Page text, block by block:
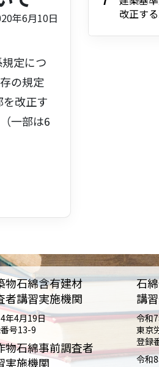
改正す
年6月10日
定につ
の規定
改正す
一部は6
物石綿含有建材
者講習実施機関
年4月19日
号13-9
物石綿事前調査者
実施機関
石
講
令和
東京
登録
令和